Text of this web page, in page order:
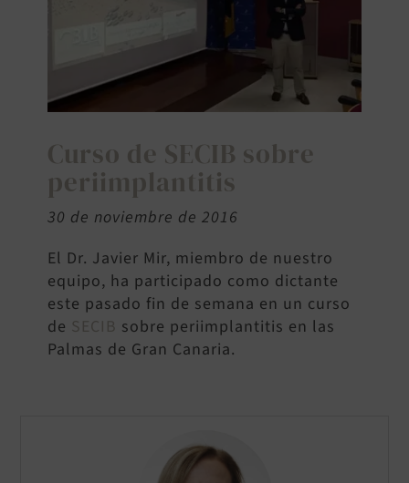
Curso de SECIB sobre
periimplantitis
30 de noviembre de 2016
El Dr. Javier Mir, miembro de nuestro
equipo, ha participado como dictante
este pasado fin de semana en un curso
de SECIB sobre periimplantitis en las
Palmas de Gran Canaria.